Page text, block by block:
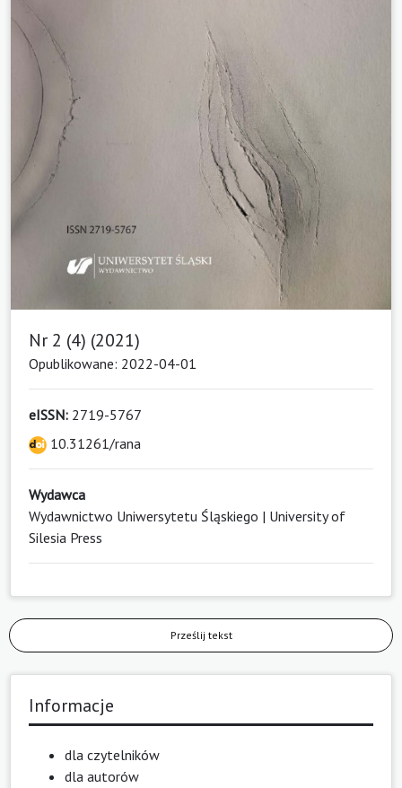
Nr 2 (4) (2021)
Opublikowane: 2022-04-01
eISSN: 2719-5767
10.31261/rana
Wydawca
Wydawnictwo Uniwersytetu Śląskiego | University of
Silesia Press
Prześlij tekst
Informacje
dla czytelników
dla autorów